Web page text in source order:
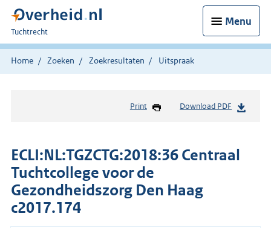
Menu
U
bent
hier:
Tuchtrecht
Home Zoeken Zoekresultaten Uitspraak
Print Download PDF
ECLI:NL:TGZCTG:2018:36 Centraal
Tuchtcollege voor de
Gezondheidszorg Den Haag
c2017.174